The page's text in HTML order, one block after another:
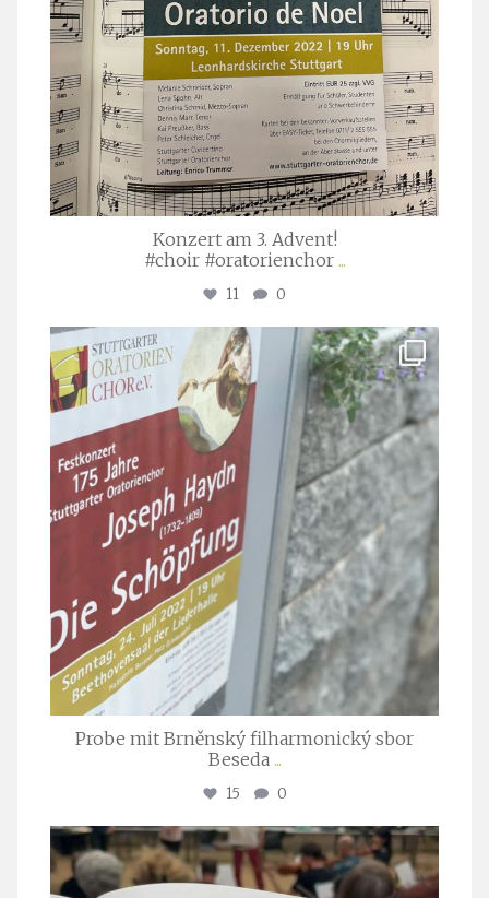
Konzert am 3. Advent!
#choir #oratorienchor ...
11 0
stuttgarter_oratorienchor
Juli 23
Probe mit Brněnský filharmonický sbor
Beseda ...
15 0
stuttgarter_oratorienchor
Juli 23